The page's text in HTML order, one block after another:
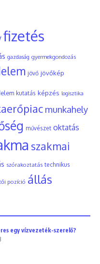
fizetés
gazdaság gyermekgondozás
jövő jövőkép
kutatás képzés logisztika
munkahely
művészet oktatás
szakmai
szórakoztatás technikus
pozíció állás
egy vízvezeték-szerelő?